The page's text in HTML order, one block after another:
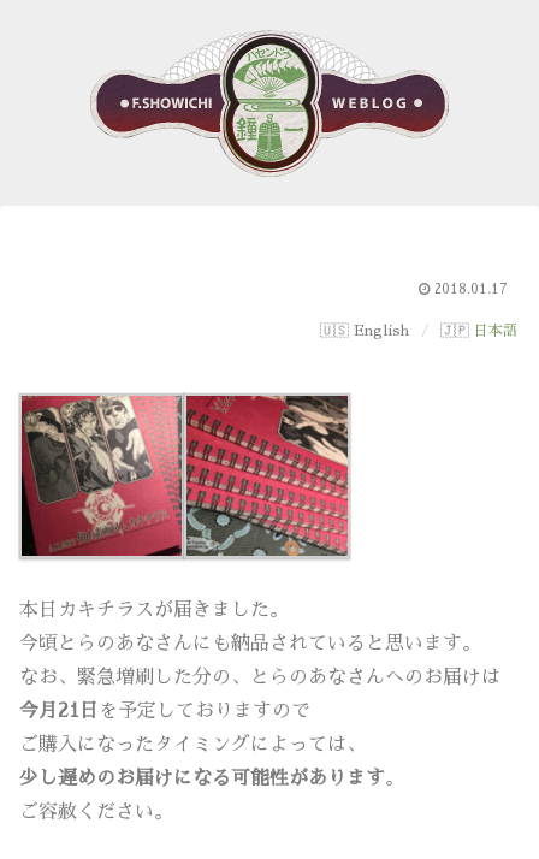
2018.01.17
English 日本語
本日カキチラスが届きました。
今頃とらのあなさんにも納品されていると思います。
なお、緊急増刷した分の、とらのあなさんへのお届けは
今月21日 を予定しておりますので
ご購入になったタイミングによっては、
少し遅めのお届けになる可能性があります。
ご容赦ください。